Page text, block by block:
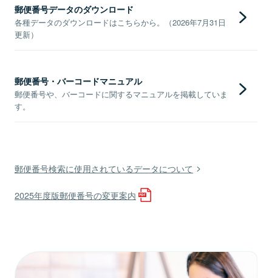
郵便番号データのダウンロード
各種データのダウンロードはこちらから。（2026年7月31日
更新）
郵便番号・バーコードマニュアル
郵便番号や、バーコードに関するマニュアルを掲載していま
す。
郵便番号検索に使用されているデータについて
2025年度版郵便番号の変更案内